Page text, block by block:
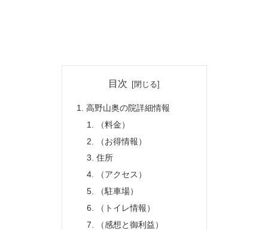
目次
高野山奥の院詳細情報
（料金）
（お得情報）
住所
（アクセス）
（駐車場）
（トイレ情報）
（感想と御利益）